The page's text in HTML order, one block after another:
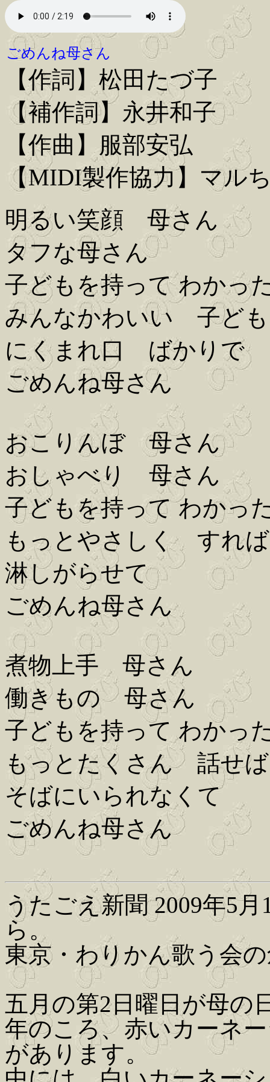
ごめんね母さん
【作詞】松田たづ子
【補作詞】永井和子
【作曲】服部安弘
【MIDI製作協力】マル
明るい笑顔 母さん
タフな母さん
子どもを持って わかっ
みんなかわいい 子ど
にくまれ口 ばかりで
ごめんね母さん
おこりんぼ 母さん
おしゃべり 母さん
子どもを持って わかっ
もっとやさしく すれ
淋しがらせて
ごめんね母さん
煮物上手 母さん
働きもの 母さん
子どもを持って わかっ
もっとたくさん 話せ
そばにいられなくて
ごめんね母さん
うたごえ新聞 2009年5
ら。
東京・わりかん歌う会
五月の第2日曜日が母の
年のころ、赤いカーネ
があります。